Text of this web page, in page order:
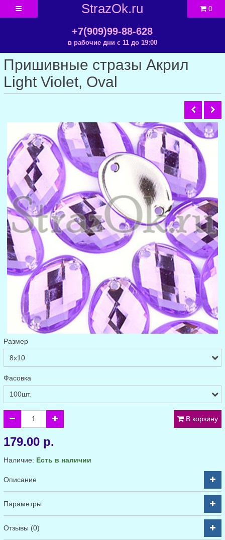
StrazOk.ru
+7(909)99-88-628
в рабочие дни с 11 до 19:00
0
Пришивные стразы Акрил
Light Violet, Oval
Размер
Фасовка
В корзину
179.00 р.
Наличие: Есть в наличии
Описание
Параметры
Отзывы (0)